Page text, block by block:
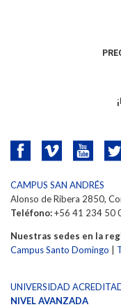
CAMPUS SAN ANDRÉS
Alonso de Ribera 2850,
Teléfono:+56 41 234 50
Nuestras sedes en la
Campus Santo Domingo
UNIVERSIDAD
NIVEL AVANZADA